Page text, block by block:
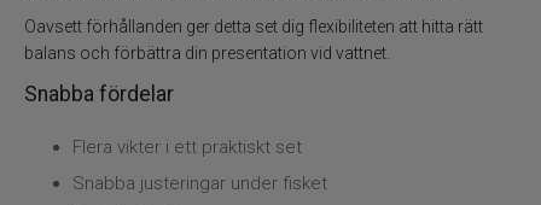
Trolling
Specimenfiske
Oavsett förhållanden ger detta set dig flexibiliteten att hitta rätt
balans och förbättra din presentation vid vattnet.
Snabba fördelar
Flera vikter i ett praktiskt set
Snabba justeringar under fisket